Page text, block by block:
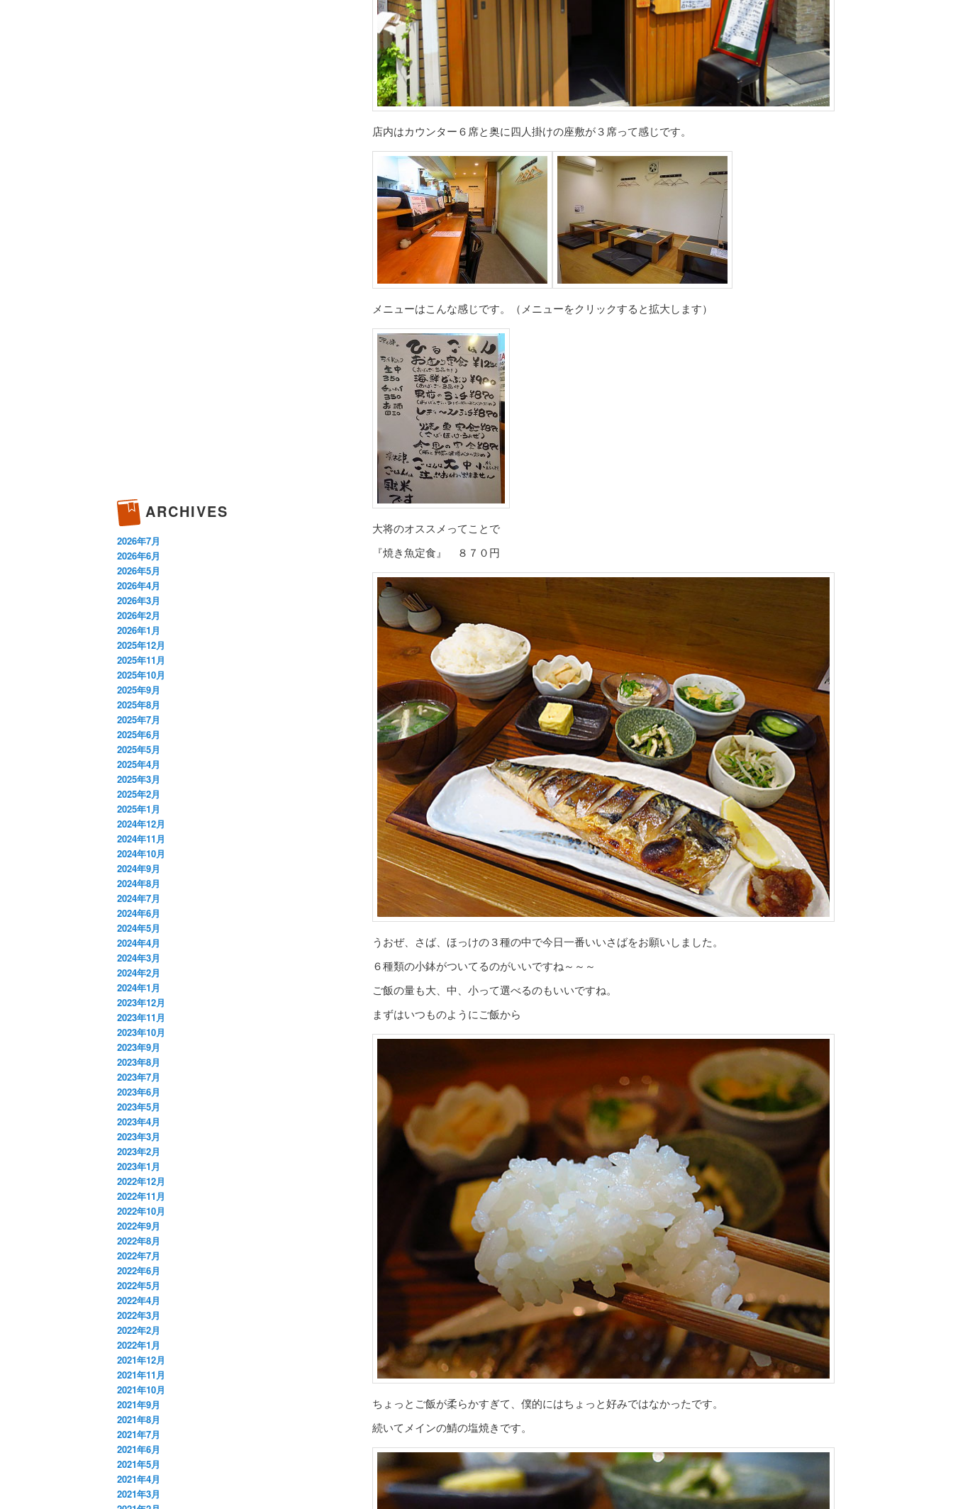
店内はカウンター６席と奥に四人掛けの座敷が３席って感じです。
メニューはこんな感じです。（メニューをクリックすると拡大します）
大将のオススメってことで
『焼き魚定食』 ８７０円
うおぜ、さば、ほっけの３種の中で今日一番いいさばをお願いしました。
６種類の小鉢がついてるのがいいですね～～～
ご飯の量も大、中、小って選べるのもいいですね。
まずはいつものようにご飯から
ちょっとご飯が柔らかすぎて、僕的にはちょっと好みではなかったです。
続いてメインの鯖の塩焼きです。
ARCHIVES
2026年7月
2026年6月
2026年5月
2026年4月
2026年3月
2026年2月
2026年1月
2025年12月
2025年11月
2025年10月
2025年9月
2025年8月
2025年7月
2025年6月
2025年5月
2025年4月
2025年3月
2025年2月
2025年1月
2024年12月
2024年11月
2024年10月
2024年9月
2024年8月
2024年7月
2024年6月
2024年5月
2024年4月
2024年3月
2024年2月
2024年1月
2023年12月
2023年11月
2023年10月
2023年9月
2023年8月
2023年7月
2023年6月
2023年5月
2023年4月
2023年3月
2023年2月
2023年1月
2022年12月
2022年11月
2022年10月
2022年9月
2022年8月
2022年7月
2022年6月
2022年5月
2022年4月
2022年3月
2022年2月
2022年1月
2021年12月
2021年11月
2021年10月
2021年9月
2021年8月
2021年7月
2021年6月
2021年5月
2021年4月
2021年3月